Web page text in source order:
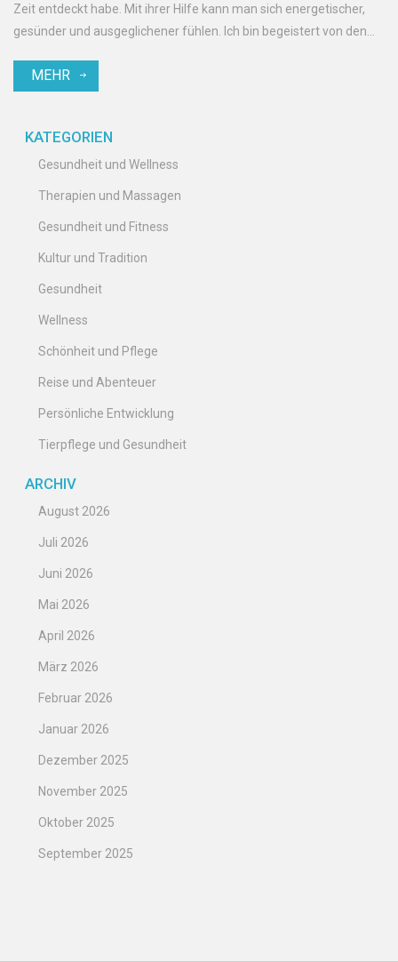
Zeit entdeckt habe. Mit ihrer Hilfe kann man sich energetischer,
gesünder und ausgeglichener fühlen. Ich bin begeistert von den
Schauen Sie also vorbei und entdecken Sie die Wunder der
MEHR
KATEGORIEN
Gesundheit und Wellness
Therapien und Massagen
Gesundheit und Fitness
Kultur und Tradition
Gesundheit
Wellness
Schönheit und Pflege
Reise und Abenteuer
Persönliche Entwicklung
Tierpflege und Gesundheit
ARCHIV
August 2026
Juli 2026
Juni 2026
Mai 2026
April 2026
März 2026
Februar 2026
Januar 2026
Dezember 2025
November 2025
Oktober 2025
September 2025